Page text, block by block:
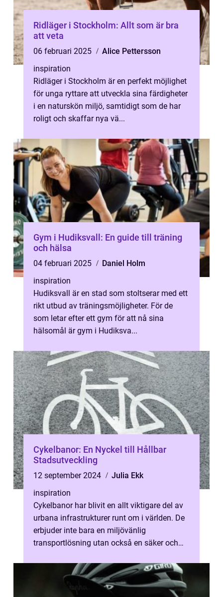
Ridläger i Stockholm: Allt som är bra
att veta
06 februari 2025
Alice Pettersson
inspiration
Ridläger i Stockholm är en perfekt möjlighet
för unga ryttare att utveckla sina färdigheter
i en naturskön miljö, samtidigt som de har
roligt och skaffar nya vä...
Gym i Hudiksvall: En guide till träning
och hälsa
04 februari 2025
Daniel Holm
inspiration
Hudiksvall är en stad som stoltserar med ett
rikt utbud av träningsmöjligheter. För de
som letar efter ett gym för att nå sina
hälsomål är gym i Hudiksva...
Cykelbanor: En Nyckel till Hållbar
Stadsutveckling
12 september 2024
Julia Ekk
inspiration
Cykelbanor har blivit en allt viktigare del av
urbana infrastrukturer runt om i världen. De
erbjuder inte bara en miljövänlig
transportlösning utan också en säker och